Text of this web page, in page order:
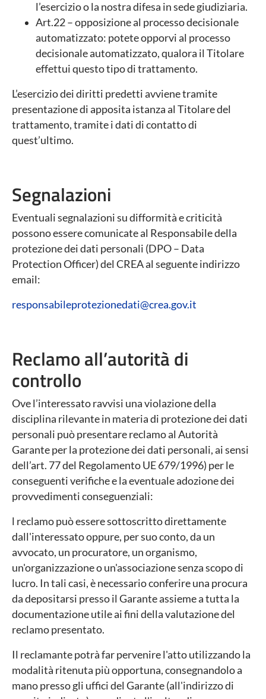
l’esercizio o la nostra difesa in sede giudiziaria.
Art.22 – opposizione al processo decisionale
automatizzato: potete opporvi al processo
decisionale automatizzato, qualora il Titolare
effettui questo tipo di trattamento.
L’esercizio dei diritti predetti avviene tramite
presentazione di apposita istanza al Titolare del
trattamento, tramite i dati di contatto di
quest’ultimo.
Segnalazioni
Eventuali segnalazioni su difformità e criticità
possono essere comunicate al Responsabile della
protezione dei dati personali (DPO – Data
Protection Officer) del CREA al seguente indirizzo
email:
responsabileprotezionedati@crea.gov.it
Reclamo all’autorità di
controllo
Ove l’interessato ravvisi una violazione della
disciplina rilevante in materia di protezione dei dati
personali può presentare reclamo al Autorità
Garante per la protezione dei dati personali, ai sensi
dell’art. 77 del Regolamento UE 679/1996) per le
conseguenti verifiche e la eventuale adozione dei
provvedimenti conseguenziali:
l reclamo può essere sottoscritto direttamente
dall'interessato oppure, per suo conto, da un
avvocato, un procuratore, un organismo,
un'organizzazione o un'associazione senza scopo di
lucro. In tali casi, è necessario conferire una procura
da depositarsi presso il Garante assieme a tutta la
documentazione utile ai fini della valutazione del
reclamo presentato.
Il reclamante potrà far pervenire l'atto utilizzando la
modalità ritenuta più opportuna, consegnandolo a
mano presso gli uffici del Garante (all'indirizzo di